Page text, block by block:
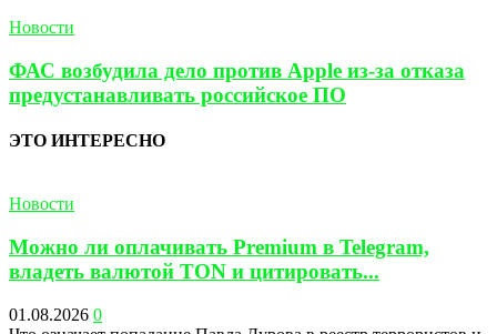
Новости
ФАС возбудила дело против Apple из-за отказа
предустанавливать российское ПО
ЭТО ИНТЕРЕСНО
Новости
Можно ли оплачивать Premium в Telegram,
владеть валютой TON и цитировать...
01.08.2026 0